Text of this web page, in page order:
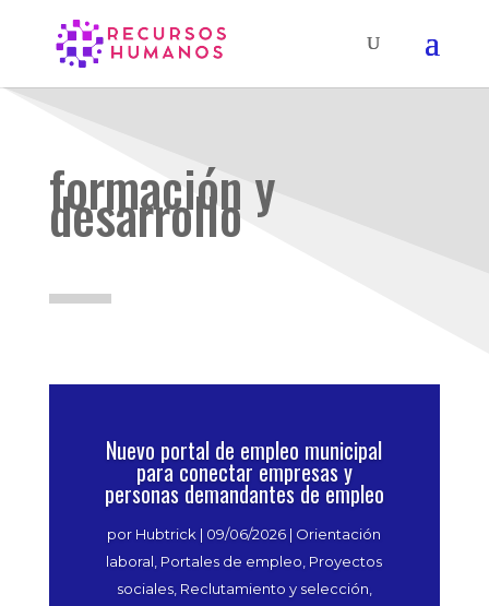
formación y
desarrollo
Nuevo portal de empleo municipal
para conectar empresas y
personas demandantes de empleo
por Hubtrick | 09/06/2026 | Orientación
laboral, Portales de empleo, Proyectos
sociales, Reclutamiento y selección,